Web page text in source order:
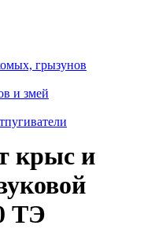
грызунов
и змей
крыс и
ТЭ